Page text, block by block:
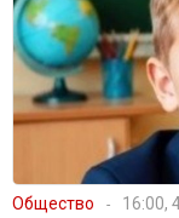
Общество 16:00,